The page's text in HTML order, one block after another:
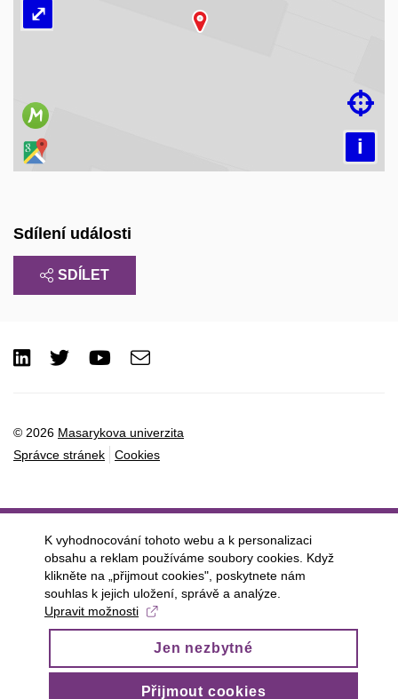
i

⤢
Sdílení události
SDÍLET
© 2026 Masarykova univerzita
Správce stránek
Cookies
LinkedIn
Twitter
Youtube
e-
K vyhodnocování tohoto webu a k personalizaci
obsahu a reklam používáme soubory cookies. Když
klikněte na „přijmout cookies", poskytnete nám
souhlas k jejich uložení, správě a analýze.
Upravit možnosti
Jen nezbytné
Přijmout cookies